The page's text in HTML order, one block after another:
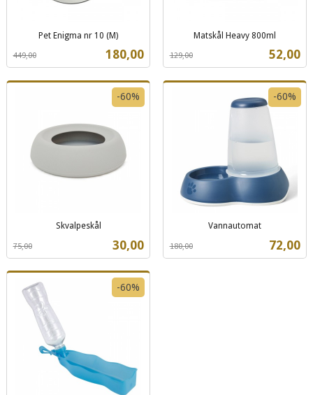
Pet Enigma nr 10 (M)
Tilbud
180,00
449,00
mva.
Matskål Heavy 800ml
Tilbud
52,00
129,00
mva.
Skvalpeskål
Tilbud
30,00
75,00
-60%
mva.
Vannautomat
Tilbud
72,00
180,00
-60%
mva.
-60%